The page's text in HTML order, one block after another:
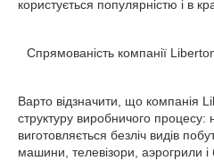
користується популярністю і в
Спрямованість компанії
Варто відзначити, що компанія
структуру виробничого процесу:
виготовляється безліч видів
машини, телевізори, аэрогрили і